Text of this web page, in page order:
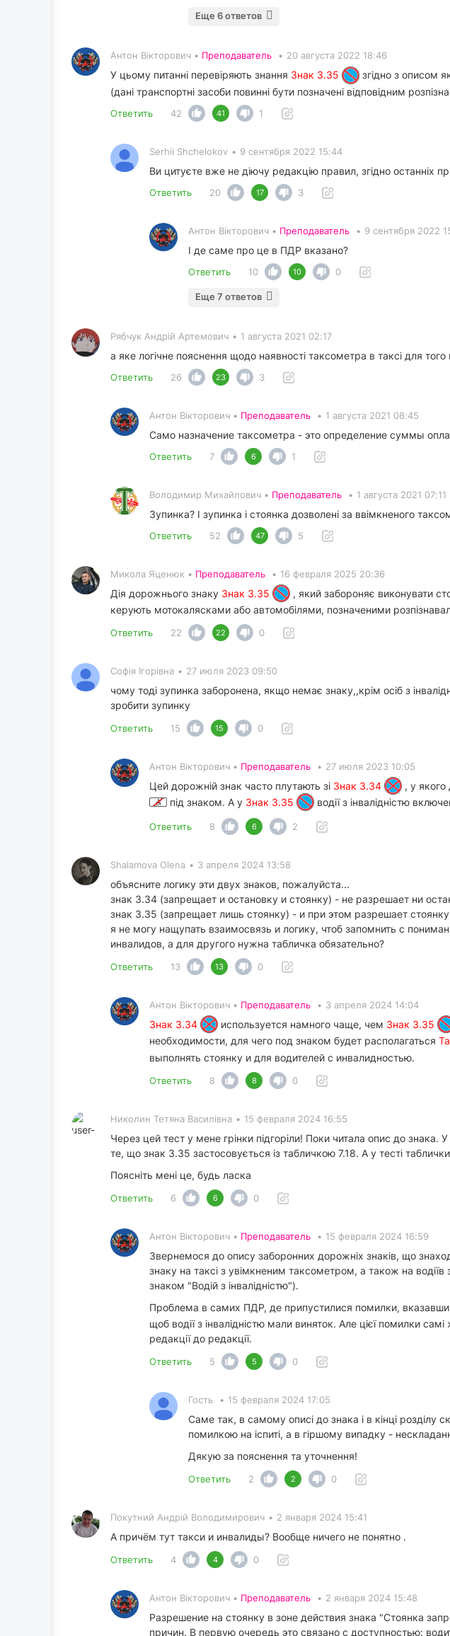
Еще 6 ответов
Антон Вікторович • Преподаватель • 20 августа 2022 18:46
У цьому питанні перевіряють знання Знак 3.35
згідно з описом
(дані транспортні засоби повинні бути позначені відповідним
Ответить 42 41 1
Serhii Shchelokov • 9 сентября 2022 15:44
Ви цитуєте вже не діючу редакцію правил, згідно останніх
Ответить 20 17 3
Антон Вікторович • Преподаватель • 9 сентября 2022
І де саме про це в ПДР вказано?
Ответить 10 10 0
Еще 7 ответов
Рябчук Андрій Артемович • 1 августа 2021 02:17
а яке логічне пояснення щодо наявності таксометра в таксі для
Ответить 26 23 3
Антон Вікторович • Преподаватель • 1 августа 2021 08:45
Само назначение таксометра - это определение суммы
Ответить 7 6 1
Володимир Михайлович • Преподаватель • 1 августа 2021 07:11
Зупинка? І зупинка і стоянка дозволені за ввімкненого
Ответить 52 47 5
Микола Яценюк • Преподаватель • 16 февраля 2025 20:36
Дія дорожнього знаку Знак 3.35
, який забороняє виконувати
керують мотокалясками або автомобілями, позначеними
Ответить 22 22 0
Софія Ігорівна • 27 июля 2023 09:50
чому тоді зупинка заборонена, якщо немає знаку,,крім осіб з
зробити зупинку
Ответить 15 15 0
Антон Вікторович • Преподаватель • 27 июля 2023 10:05
Цей дорожній знак часто плутають зі Знак 3.34 , у якого
під знаком. А у Знак 3.35 водії з інвалідністю
Ответить 8 6 2
Shalamova Olena • 3 апреля 2024 13:58
объясните логику эти двух знаков, пожалуйста...
знак 3.34 (запрещает и остановку и стоянку) - не разрешает ни
знак 3.35 (запрещает лишь стоянку) - и при этом разрешает
я не могу нащупать взаимосвязь и логику, чтоб запомнить с
инвалидов, а для другого нужна табличка обязательно?
Ответить 13 13 0
Антон Вікторович • Преподаватель • 3 апреля 2024 14:04
Знак 3.34 используется намного чаще, чем Знак 3.35
необходимости, для чего под знаком будет располагаться
выполнять стоянку и для водителей с инвалидностью.
Ответить 8 8 0
Николин Тетяна Василівна • 15 февраля 2024 16:55
Через цей тест у мене грінки підгоріли! Поки читала опис до знака.
те, що знак 3.35 застосовується із табличкою 7.18. А у тесті
Поясніть мені це, будь ласка
Ответить 6 6 0
Антон Вікторович • Преподаватель • 15 февраля 2024 16:59
Звернемося до опису заборонних дорожніх знаків, що
знаку на таксі з увімкненим таксометром, а також на водіїв
знаком "Водій з інвалідністю").
Проблема в самих ПДР, де припустилися помилки, вказавши
щоб водії з інвалідністю мали виняток. Але цієї помилки
редакції до редакції.
Ответить 5 5 0
Гость • 15 февраля 2024 17:05
Саме так, в самому описі до знака і в кінці розділу
помилкою на іспиті, а в гіршому випадку -
Дякую за пояснення та уточнення!
Ответить 2 2 0
Покутний Андрiй Володимирович • 2 января 2024 15:41
А причём тут такси и инвалиды? Вообще ничего не понятно .
Ответить 4 4 0
Антон Вікторович • Преподаватель • 2 января 2024 15:48
Разрешение на стоянку в зоне действия знака "Стоянка
причин. В первую очередь это связано с доступностью: